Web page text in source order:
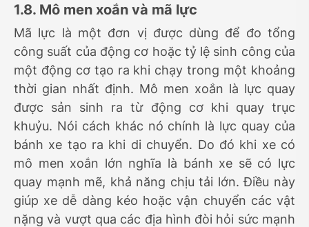
1.8. Mô men xoắn và mã lực
Mã lực là một đơn vị được dùng để đo tổng
công suất của động cơ hoặc tỷ lệ sinh công của
một động cơ tạo ra khi chạy trong một khoảng
thời gian nhất định. Mô men xoắn là lực quay
được sản sinh ra từ động cơ khi quay trục
khuỷu. Nói cách khác nó chính là lực quay của
bánh xe tạo ra khi di chuyển. Do đó khi xe có
mô men xoắn lớn nghĩa là bánh xe sẽ có lực
quay mạnh mẽ, khả năng chịu tải lớn. Điều này
giúp xe dễ dàng kéo hoặc vận chuyển các vật
nặng và vượt qua các địa hình đòi hỏi sức mạnh